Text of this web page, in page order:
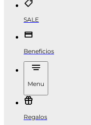
SALE
Beneficios
Menu
Regalos